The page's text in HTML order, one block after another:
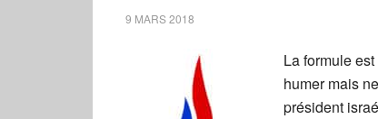
9 MARS 2018
La formule
humer mais
président